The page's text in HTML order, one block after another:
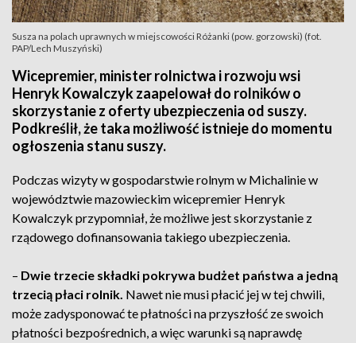
Susza na polach uprawnych w miejscowości Różanki (pow. gorzowski) (fot.
PAP/Lech Muszyński)
Wicepremier, minister rolnictwa i rozwoju wsi
Henryk Kowalczyk zaapelował do rolników o
skorzystanie z oferty ubezpieczenia od suszy.
Podkreślił, że taka możliwość istnieje do momentu
ogłoszenia stanu suszy.
Podczas wizyty w gospodarstwie rolnym w Michalinie w
województwie mazowieckim wicepremier Henryk
Kowalczyk przypomniał, że możliwe jest skorzystanie z
rządowego dofinansowania takiego ubezpieczenia.
– Dwie trzecie składki pokrywa budżet państwa a jedną
trzecią płaci rolnik. Nawet nie musi płacić jej w tej chwili,
może zadysponować te płatności na przyszłość ze swoich
płatności bezpośrednich, a więc warunki są naprawdę